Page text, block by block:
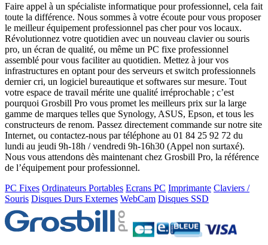
Faire appel à un spécialiste informatique pour professionnel, cela fait
toute la différence. Nous sommes à votre écoute pour vous proposer
le meilleur équipement professionnel pas cher pour vos locaux.
Révolutionnez votre quotidien avec un nouveau clavier ou souris
pro, un écran de qualité, ou même un PC fixe professionnel
assemblé pour vous faciliter au quotidien. Mettez à jour vos
infrastructures en optant pour des serveurs et switch professionnels
dernier cri, un logiciel bureautique et softwares sur mesure. Tout
votre espace de travail mérite une qualité irréprochable ; c’est
pourquoi Grosbill Pro vous promet les meilleurs prix sur la large
gamme de marques telles que Synology, ASUS, Epson, et tous les
constructeurs de renom. Passez directement commande sur notre site
Internet, ou contactez-nous par téléphone au 01 84 25 92 72 du
lundi au jeudi 9h-18h / vendredi 9h-16h30 (Appel non surtaxé).
Nous vous attendons dès maintenant chez Grosbill Pro, la référence
de l’équipement pour professionnel.
PC Fixes Ordinateurs Portables Ecrans PC Imprimante Claviers /
Souris Disques Durs Externes WebCam Disques SSD